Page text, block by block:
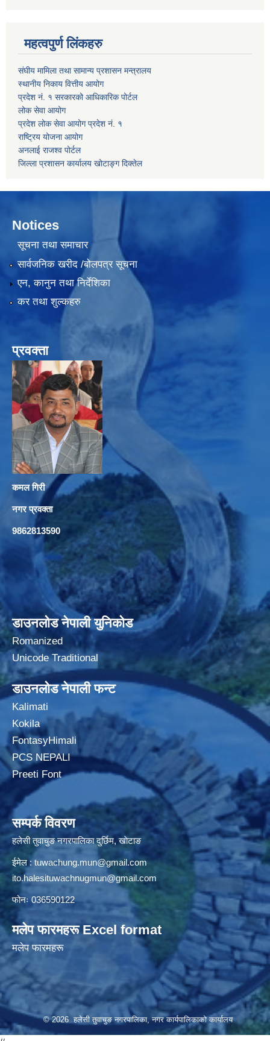
महत्वपुर्ण लिंकहरु
संघीय मामिला तथा सामान्य प्रशासन मन्त्रालय
स्थानीय निकाय वित्तीय आयोग
प्रदेश नं. १ सरकारको आधिकारिक पोर्टल
लोक सेवा आयोग
प्रदेश लोक सेवा आयोग प्रदेश नं. १
राष्ट्रिय योजना आयोग
अनलाई राजश्व पोर्टल
जिल्ला प्रशासन कार्यालय खोटाङ्ग दिक्तेल
Notices
सूचना तथा समाचार
सार्वजनिक खरीद /बोलपत्र सूचना
एन, कानुन तथा निर्देशिका
कर तथा शुल्कहरु
प्रवक्ता
कमल गिरी
नगर प्रवक्ता
9862813590
डाउनलोड नेपाली युनिकोड
Romanized
Unicode Traditional
डाउनलोड नेपाली फन्ट
Kalimati
Kokila
FontasyHimali
PCS NEPALI
Preeti Font
सम्पर्क विवरण
हलेसी तुवाचुङ नगरपालिका दुर्छिम, खाेटाङ
ईमेल : tuwachung.mun@gmail.com
ito.halesituwachnugmun@gmail.com
फोनः 036590122
मलेप फारमहरू Excel format
मलेप फारमहरू
© 2026 हलेसी तुवाचुङ नगरपालिका, नगर कार्यपालिकाको कार्यालय